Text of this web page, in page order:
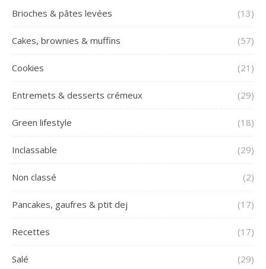
Brioches & pâtes levées (13)
Cakes, brownies & muffins (57)
Cookies (21)
Entremets & desserts crémeux (29)
Green lifestyle (18)
Inclassable (29)
Non classé (2)
Pancakes, gaufres & ptit dej (17)
Recettes (17)
Salé (29)